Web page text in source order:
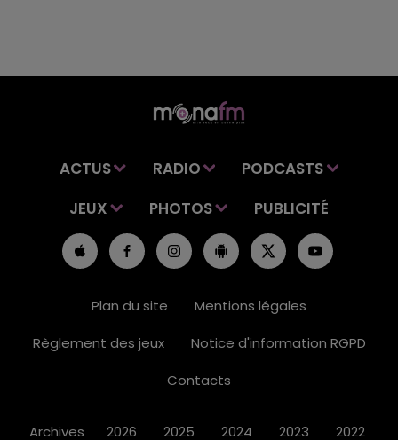
ACTUS RADIO
PODCASTS
JEUX
PHOTOS PUBLICITÉ
Plan du site
Mentions légales
Règlement des jeux
Notice d'information RGPD
Contacts
Archives 2026 2025 2024 2023 2022